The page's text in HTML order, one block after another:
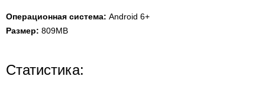
Операционная система: Android 6+
Размер: 809MB
Статистика: